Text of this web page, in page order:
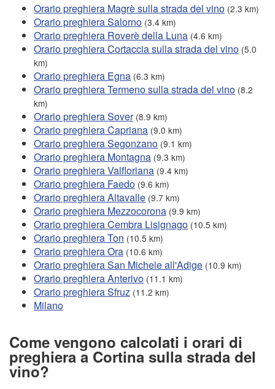
Orario preghiera Magrè sulla strada del vino (2.3 km)
Orario preghiera Salorno (3.4 km)
Orario preghiera Roverè della Luna (4.6 km)
Orario preghiera Cortaccia sulla strada del vino (5.0
km)
Orario preghiera Egna (6.3 km)
Orario preghiera Termeno sulla strada del vino (8.2
km)
Orario preghiera Sover (8.9 km)
Orario preghiera Capriana (9.0 km)
Orario preghiera Segonzano (9.1 km)
Orario preghiera Montagna (9.3 km)
Orario preghiera Valfloriana (9.4 km)
Orario preghiera Faedo (9.6 km)
Orario preghiera Altavalle (9.7 km)
Orario preghiera Mezzocorona (9.9 km)
Orario preghiera Cembra Lisignago (10.5 km)
Orario preghiera Ton (10.5 km)
Orario preghiera Ora (10.6 km)
Orario preghiera San Michele all'Adige (10.9 km)
Orario preghiera Anterivo (11.1 km)
Orario preghiera Sfruz (11.2 km)
Milano
Come vengono calcolati i orari di
preghiera a Cortina sulla strada del
vino?